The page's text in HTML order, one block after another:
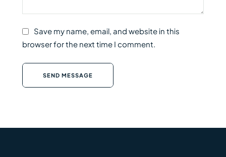
Save my name, email, and website in this
browser for the next time I comment.
SEND MESSAGE